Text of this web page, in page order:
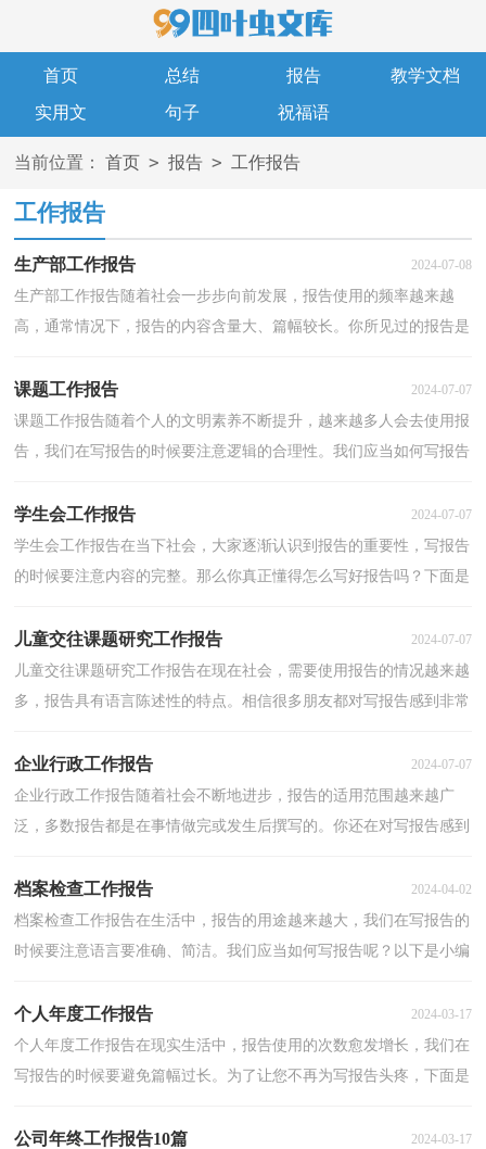
首页 总结 报告
教学文档
实用文
句子 祝福语
当前位置： 首页 > 报告 > 工作报告
工作报告
生产部工作报告 2024-07-08
生产部工作报告随着社会一步步向前发展，报告使用的频率越来越
高，通常情况下，报告的内容含量大、篇幅较长。你所见过的报告是
课题工作报告 2024-07-07
课题工作报告随着个人的文明素养不断提升，越来越多人会去使用报
告，我们在写报告的时候要注意逻辑的合理性。我们应当如何写报告
学生会工作报告 2024-07-07
学生会工作报告在当下社会，大家逐渐认识到报告的重要性，写报告
的时候要注意内容的完整。那么你真正懂得怎么写好报告吗？下面是
儿童交往课题研究工作报告 2024-07-07
儿童交往课题研究工作报告在现在社会，需要使用报告的情况越来越
多，报告具有语言陈述性的特点。相信很多朋友都对写报告感到非常
企业行政工作报告 2024-07-07
企业行政工作报告随着社会不断地进步，报告的适用范围越来越广
泛，多数报告都是在事情做完或发生后撰写的。你还在对写报告感到
档案检查工作报告 2024-04-02
档案检查工作报告在生活中，报告的用途越来越大，我们在写报告的
时候要注意语言要准确、简洁。我们应当如何写报告呢？以下是小编
个人年度工作报告 2024-03-17
个人年度工作报告在现实生活中，报告使用的次数愈发增长，我们在
写报告的时候要避免篇幅过长。为了让您不再为写报告头疼，下面是
公司年终工作报告10篇 2024-03-17